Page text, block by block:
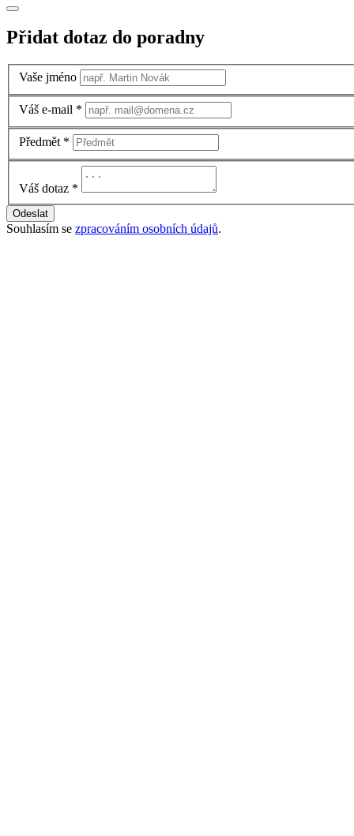
Přidat dotaz do poradny
Vaše jméno
Váš e-mail *
Předmět *
Váš dotaz *
Odeslat
Souhlasím se zpracováním osobních údajů.